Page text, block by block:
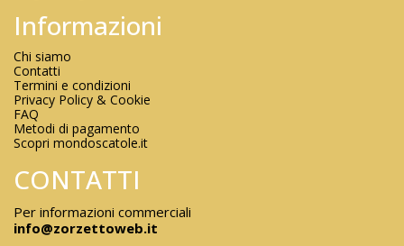
Informazioni
Chi siamo
Contatti
Termini e condizioni
Privacy Policy & Cookie
FAQ
Metodi di pagamento
Scopri mondoscatole.it
CONTATTI
Per informazioni commerciali
info@zorzettoweb.it